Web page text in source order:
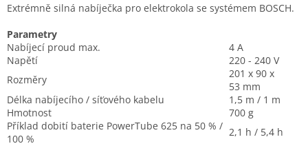
Extrémně silná nabíječka pro elektrokola se systémem BOSCH.
Parametry
Nabíjecí proud max.
4 A
Napětí
220 - 240 V
Rozměry
201 x 90 x
53 mm
Délka nabíjecího / síťového kabelu
1,5 m / 1 m
Hmotnost
700 g
Příklad dobití baterie PowerTube 625 na 50 % /
100 %
2,1 h / 5,4 h